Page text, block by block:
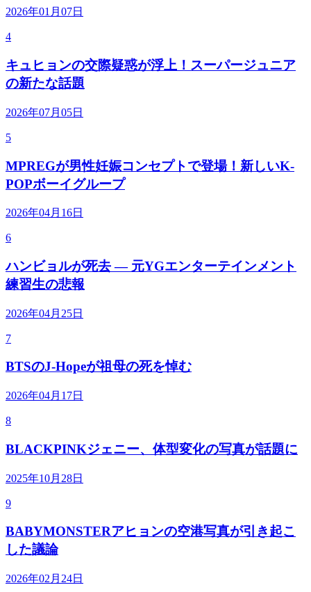
2026年01月07日
4
キュヒョンの交際疑惑が浮上！スーパージュニア
の新たな話題
2026年07月05日
5
MPREGが男性妊娠コンセプトで登場！新しいK-
POPボーイグループ
2026年04月16日
6
ハンビョルが死去 — 元YGエンターテインメント
練習生の悲報
2026年04月25日
7
BTSのJ-Hopeが祖母の死を悼む
2026年04月17日
8
BLACKPINKジェニー、体型変化の写真が話題に
2025年10月28日
9
BABYMONSTERアヒョンの空港写真が引き起こ
した議論
2026年02月24日